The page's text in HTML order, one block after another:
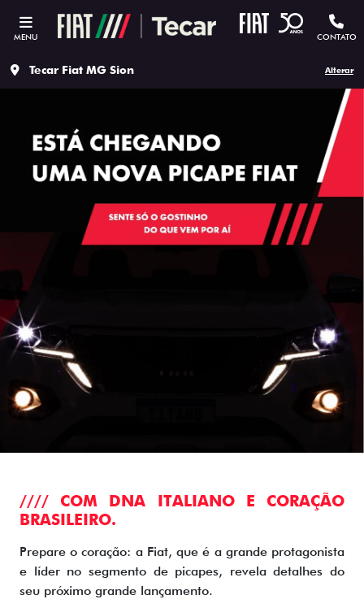
MENU CONTATO
Tecar Fiat MG Sion Alterar
//// COM DNA ITALIANO E CORAÇÃO
BRASILEIRO.
Prepare o coração: a Fiat, que é a grande protagonista
e líder no segmento de picapes, revela detalhes do
seu próximo grande lançamento.